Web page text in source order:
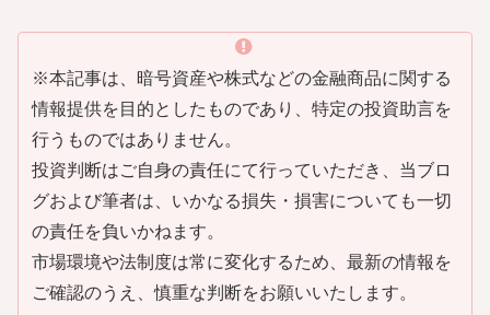
※本記事は、暗号資産や株式などの金融商品に関する
情報提供を目的としたものであり、特定の投資助言を
行うものではありません。
投資判断はご自身の責任にて行っていただき、当ブロ
グおよび筆者は、いかなる損失・損害についても一切
の責任を負いかねます。
市場環境や法制度は常に変化するため、最新の情報を
ご確認のうえ、慎重な判断をお願いいたします。